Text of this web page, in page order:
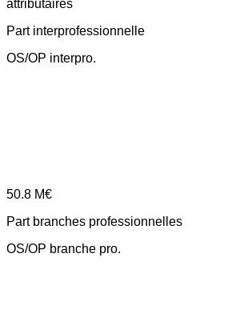
attributaires
Part interprofessionnelle
OS/OP interpro.
50.8 M€
Part branches professionnelles
OS/OP branche pro.